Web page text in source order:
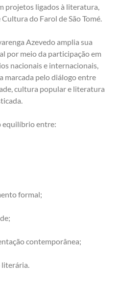
projetos ligados à literatura,
do Farol de São Tomé.
Azevedo amplia sua
por meio da participação em
nacionais e internacionais,
marcada pelo diálogo entre
cultura popular e literatura
equilíbrio entre:
formal;
contemporânea;
literária.